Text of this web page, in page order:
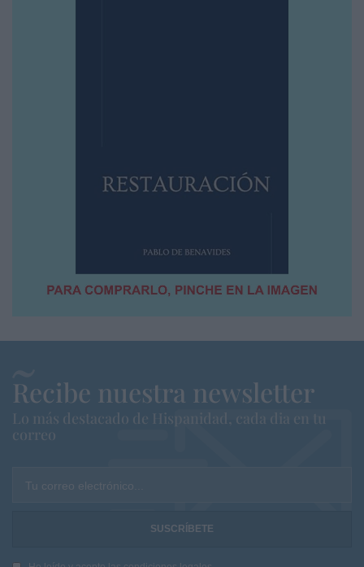
Recibe nuestra newsletter
Lo más destacado de Hispanidad, cada dia en tu
correo
Tu correo electrónico...